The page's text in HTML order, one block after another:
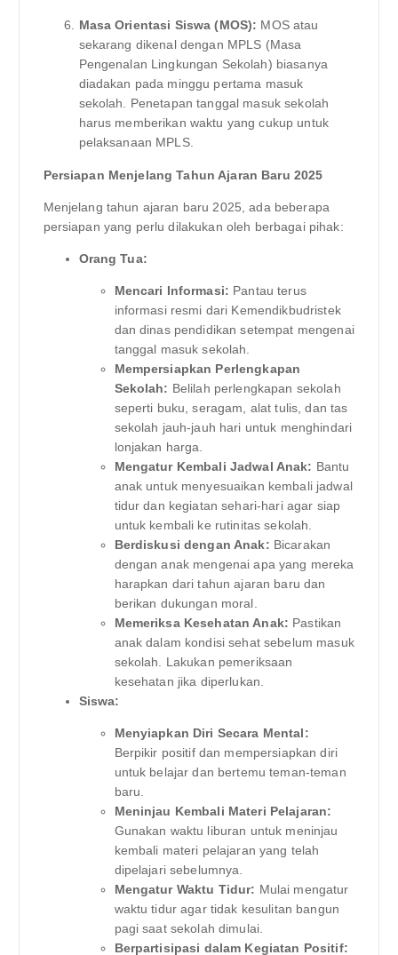
Masa Orientasi Siswa (MOS): MOS atau
sekarang dikenal dengan MPLS (Masa
Pengenalan Lingkungan Sekolah) biasanya
diadakan pada minggu pertama masuk
sekolah. Penetapan tanggal masuk sekolah
harus memberikan waktu yang cukup untuk
pelaksanaan MPLS.
Persiapan Menjelang Tahun Ajaran Baru 2025
Menjelang tahun ajaran baru 2025, ada beberapa
persiapan yang perlu dilakukan oleh berbagai pihak:
Orang Tua:
Mencari Informasi: Pantau terus
informasi resmi dari Kemendikbudristek
dan dinas pendidikan setempat mengenai
tanggal masuk sekolah.
Mempersiapkan Perlengkapan
Sekolah: Belilah perlengkapan sekolah
seperti buku, seragam, alat tulis, dan tas
sekolah jauh-jauh hari untuk menghindari
lonjakan harga.
Mengatur Kembali Jadwal Anak: Bantu
anak untuk menyesuaikan kembali jadwal
tidur dan kegiatan sehari-hari agar siap
untuk kembali ke rutinitas sekolah.
Berdiskusi dengan Anak: Bicarakan
dengan anak mengenai apa yang mereka
harapkan dari tahun ajaran baru dan
berikan dukungan moral.
Memeriksa Kesehatan Anak: Pastikan
anak dalam kondisi sehat sebelum masuk
sekolah. Lakukan pemeriksaan
kesehatan jika diperlukan.
Siswa:
Menyiapkan Diri Secara Mental:
Berpikir positif dan mempersiapkan diri
untuk belajar dan bertemu teman-teman
baru.
Meninjau Kembali Materi Pelajaran:
Gunakan waktu liburan untuk meninjau
kembali materi pelajaran yang telah
dipelajari sebelumnya.
Mengatur Waktu Tidur: Mulai mengatur
waktu tidur agar tidak kesulitan bangun
pagi saat sekolah dimulai.
Berpartisipasi dalam Kegiatan Positif: